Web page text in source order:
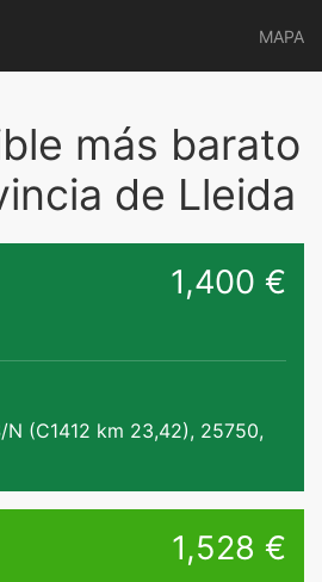
MAPA
más barato
de Lleida
1,400 €
N (C1412 km 23,42), 25750,
1,528 €